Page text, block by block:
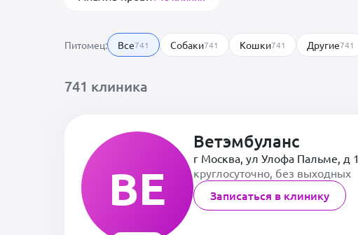
Питомец: Все741 Собаки741 Кошки741 Другие741
741 клиника
ВЕ
Ветэмбуланс
г Москва, ул Улофа Пальме, д 1
круглосуточно, без выходных
Записаться в клинику